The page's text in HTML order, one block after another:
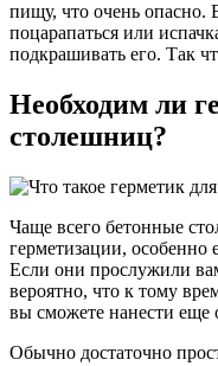
пищу, что очень опасно.
поцарапаться или
подкрашивать его. Так
Необходим ли
столешниц?
Чаще всего бетонные
герметизации, особенно
Если они прослужили
вероятно, что к тому
вы сможете нанести еще
Обычно достаточно